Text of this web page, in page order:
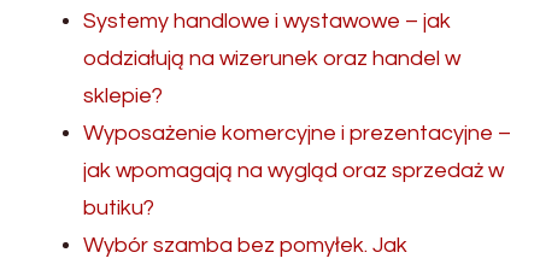
Systemy handlowe i wystawowe – jak
oddziałują na wizerunek oraz handel w
sklepie?
Wyposażenie komercyjne i prezentacyjne –
jak wpomagają na wygląd oraz sprzedaż w
butiku?
Wybór szamba bez pomyłek. Jak